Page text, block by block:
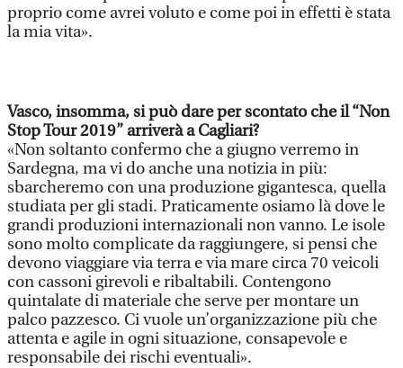
proprio come avrei voluto e come poi in effetti è stata
la mia vita».
Vasco, insomma, si può dare per scontato che il “Non
Stop Tour 2019” arriverà a Cagliari?
«Non soltanto confermo che a giugno verremo in
Sardegna, ma vi do anche una notizia in più:
sbarcheremo con una produzione gigantesca, quella
studiata per gli stadi. Praticamente osiamo là dove le
grandi produzioni internazionali non vanno. Le isole
sono molto complicate da raggiungere, si pensi che
devono viaggiare via terra e via mare circa 70 veicoli
con cassoni girevoli e ribaltabili. Contengono
quintalate di materiale che serve per montare un
palco pazzesco. Ci vuole un’organizzazione più che
attenta e agile in ogni situazione, consapevole e
responsabile dei rischi eventuali».